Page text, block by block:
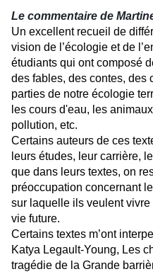
Le commentaire de
Un excellent recueil de
vision de l’écologie et de
étudiants qui ont composé
des fables, des contes, des
parties de notre écologie
les cours d'eau, les
pollution, etc.
Certains auteurs de ces
leurs études, leur carrière,
que dans leurs textes, on
préoccupation concernant
sur laquelle ils veulent
vie future.
Certains textes m’ont
Katya Legault-Young, Les
tragédie de la Grande